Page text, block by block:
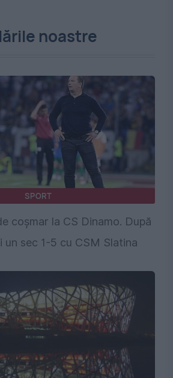
noastre
SPORT
coșmar la CS Dinamo. După
un sec 1-5 cu CSM Slatina